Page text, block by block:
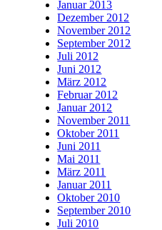
Januar 2013
Dezember 2012
November 2012
September 2012
Juli 2012
Juni 2012
März 2012
Februar 2012
Januar 2012
November 2011
Oktober 2011
Juni 2011
Mai 2011
März 2011
Januar 2011
Oktober 2010
September 2010
Juli 2010